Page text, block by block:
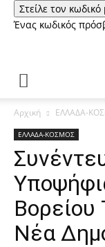
Ένας κωδικός
Αρχική ΕΛΛΑΔΑ-
ΕΛΛΑΔΑ-ΚΟΣΜΟΣ
Νέα